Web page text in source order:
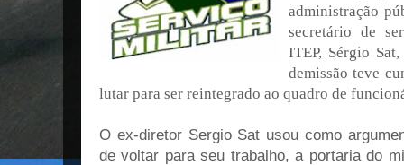
administração
secretário de
ITEP, Sérgio
demissão teve
lutar para ser reintegrado ao quadro de
O ex-diretor Sergio Sat usou como
de voltar para seu trabalho, a portaria do